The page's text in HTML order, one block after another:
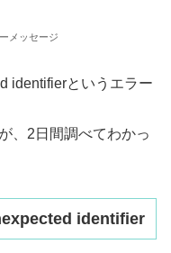
メッセージ
identifierというエラー
、2日間調べてわかっ
identifier